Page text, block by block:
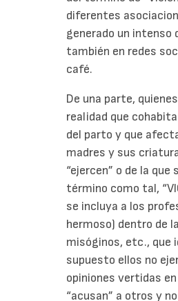
diferentes
generado un intenso
también en redes
café.
De una parte,
realidad que
del parto y que
madres y sus
“ejercen” o de la
término como tal,
se incluya a los
hermoso) dentro de
misóginos, etc., que
supuesto ellos no
opiniones vertidas
“acusan” a otros y